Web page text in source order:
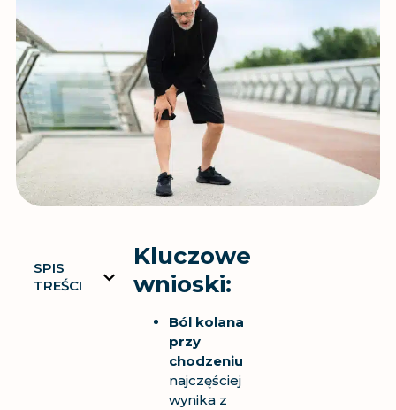
SPIS
TREŚCI
Kluczowe
wnioski:
Ból kolana
przy
chodzeniu
najczęściej
wynika z